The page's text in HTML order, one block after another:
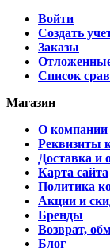
Войти
Создать
Заказы
Список
Магазин
О компании
Реквизиты
Доставка и
Карта сайта
Политика
Акции и
Бренды
Возврат,
Блог